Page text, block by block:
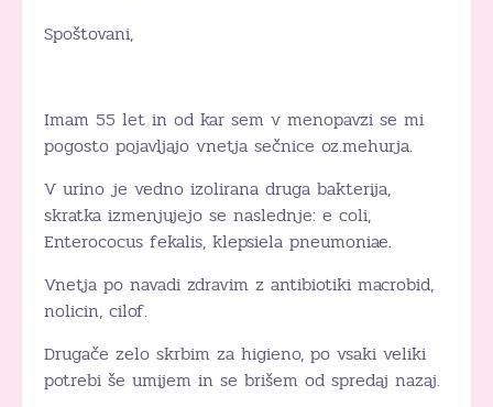
Spoštovani,
Imam 55 let in od kar sem v menopavzi se mi
pogosto pojavljajo vnetja sečnice oz.mehurja.
V urino je vedno izolirana druga bakterija,
skratka izmenjujejo se naslednje: e coli,
Enterococus fekalis, klepsiela pneumoniae.
Vnetja po navadi zdravim z antibiotiki macrobid,
nolicin, cilof.
Drugače zelo skrbim za higieno, po vsaki veliki
potrebi še umijem in se brišem od spredaj nazaj.